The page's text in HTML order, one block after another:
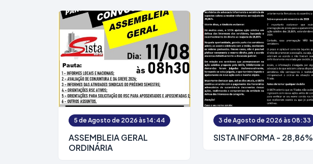
5 de Agosto de 2026 às 14:44
ASSEMBLEIA GERAL
ORDINÁRIA
3 de Agosto de 2026 às 08:33
SISTA INFORMA - 28,86%